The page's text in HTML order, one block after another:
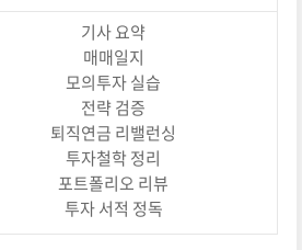
기사 요약
매매일지
모의투자 실습
전략 검증
퇴직연금 리밸런싱
투자철학 정리
포트폴리오 리뷰
투자 서적 정독